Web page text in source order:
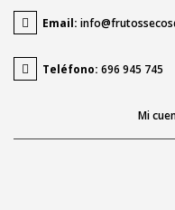
Email:
Teléfono: 696 945 745
Mi